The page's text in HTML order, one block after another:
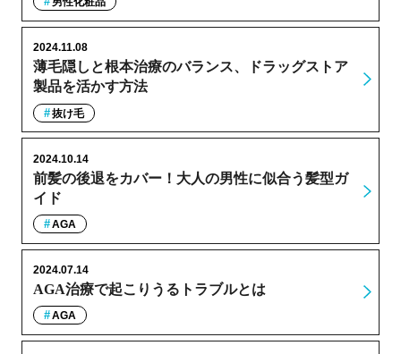
薄毛隠しと根本治療のバランス、ドラッグストア
製品を活かす方法
2024.11.08
抜け毛
前髪の後退をカバー！大人の男性に似合う髪型ガ
イド
2024.10.14
AGA
AGA治療で起こりうるトラブルとは
2024.07.14
AGA